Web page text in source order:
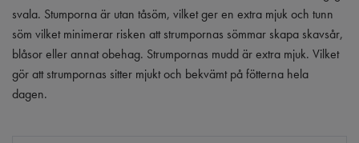
svala. Stumporna är utan tåsöm, vilket ger en extra mjuk och tunn
söm vilket minimerar risken att strumpornas sömmar skapa skavsår,
blåsor eller annat obehag. Strumpornas mudd är extra mjuk. Vilket
gör att strumpornas sitter mjukt och bekvämt på fötterna hela
dagen.